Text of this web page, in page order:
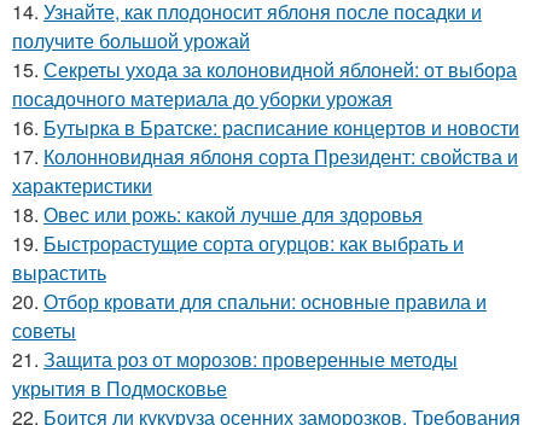
14. Узнайте, как плодоносит яблоня после посадки и
получите большой урожай
15. Секреты ухода за колоновидной яблоней: от выбора
посадочного материала до уборки урожая
16. Бутырка в Братске: расписание концертов и новости
17. Колонновидная яблоня сорта Президент: свойства и
характеристики
18. Овес или рожь: какой лучше для здоровья
19. Быстрорастущие сорта огурцов: как выбрать и
вырастить
20. Отбор кровати для спальни: основные правила и
советы
21. Защита роз от морозов: проверенные методы
укрытия в Подмосковье
22. Боится ли кукуруза осенних заморозков. Требования